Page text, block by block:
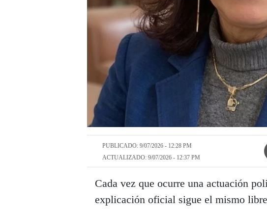
PUBLICADO: 9/07/2026 - 12:28 PM
ACTUALIZADO: 9/07/2026 - 12:37 PM
Cada vez que ocurre una actuación
explicación oficial sigue el mismo